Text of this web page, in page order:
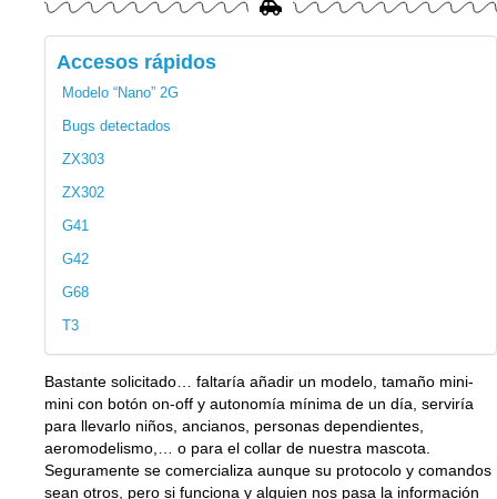
Accesos rápidos
Modelo “Nano” 2G
Bugs detectados
ZX303
ZX302
G41
G42
G68
T3
Bastante solicitado… faltaría añadir un modelo, tamaño mini-
mini con botón on-off y autonomía mínima de un día, serviría
para llevarlo niños, ancianos, personas dependientes,
aeromodelismo,… o para el collar de nuestra mascota.
Seguramente se comercializa aunque su protocolo y comandos
sean otros, pero si funciona y alguien nos pasa la información